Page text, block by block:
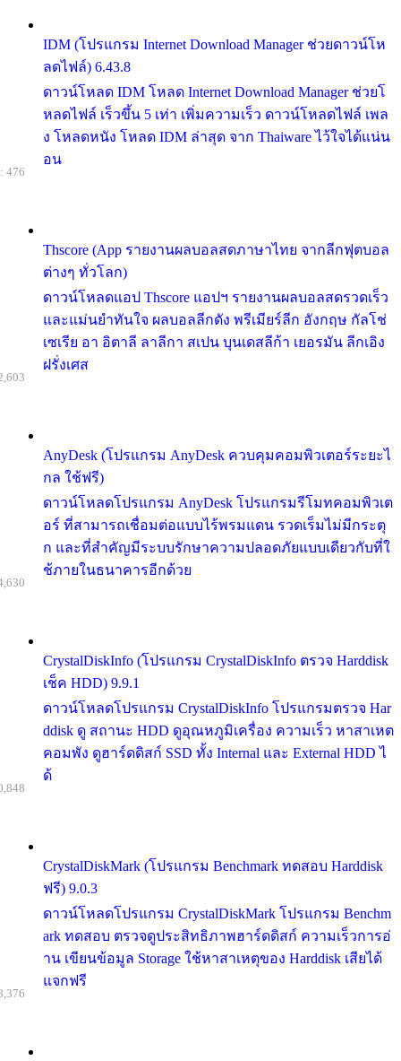
IDM (โปรแกรม Internet Download Manager ช่วยดาวน์โห
ลดไฟล์) 6.43.8
ดาวน์โหลด IDM โหลด Internet Download Manager ช่วยโ
หลดไฟล์ เร็วขึ้น 5 เท่า เพิ่มความเร็ว ดาวน์โหลดไฟล์ เพล
ง โหลดหนัง โหลด IDM ล่าสุด จาก Thaiware ไว้ใจได้แน่น
อน
Thscore (App รายงานผลบอลสดภาษาไทย จากลีกฟุตบอล
ต่างๆ ทั่วโลก)
ดาวน์โหลดแอป Thscore แอปฯ รายงานผลบอลสดรวดเร็ว
และแม่นยำทันใจ ผลบอลลีกดัง พรีเมียร์ลีก อังกฤษ กัลโช่
เซเรีย อา อิตาลี ลาลีกา สเปน บุนเดสลีก้า เยอรมัน ลีกเอิง
ฝรั่งเศส
476
AnyDesk (โปรแกรม AnyDesk ควบคุมคอมพิวเตอร์ระยะไ
กล ใช้ฟรี)
ดาวน์โหลดโปรแกรม AnyDesk โปรแกรมรีโมทคอมพิวเต
อร์ ที่สามารถเชื่อมต่อแบบไร้พรมแดน รวดเร็มไม่มีกระตุ
ก และที่สำคัญมีระบบรักษาความปลอดภัยแบบเดียวกับที่ใ
ช้ภายในธนาคารอีกด้วย
CrystalDiskInfo (โปรแกรม CrystalDiskInfo ตรวจ Harddisk
เช็ค HDD) 9.9.1
ดาวน์โหลดโปรแกรม CrystalDiskInfo โปรแกรมตรวจ Har
ddisk ดู สถานะ HDD ดูอุณหภูมิเครื่อง ความเร็ว หาสาเหต
คอมพัง ดูฮาร์ดดิสก์ SSD ทั้ง Internal และ External HDD ไ
ด้
CrystalDiskMark (โปรแกรม Benchmark ทดสอบ Harddisk
ฟรี) 9.0.3
ดาวน์โหลดโปรแกรม CrystalDiskMark โปรแกรม Benchm
ark ทดสอบ ตรวจดูประสิทธิภาพฮาร์ดดิสก์ ความเร็วการอ่
าน เขียนข้อมูล Storage ใช้หาสาเหตุของ Harddisk เสียได้
แจกฟรี